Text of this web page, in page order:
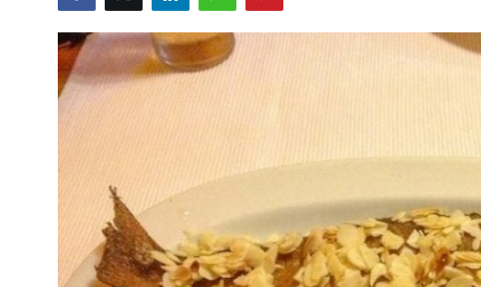
Mekan & Lezzet Rotaları
Temel Gıda ve Ürün Rehberleri
Gıda Güvenliği & Sağlık
İçecek Kültürü & Rehberleri
Popüler Kültür & Mutfak Tarihi